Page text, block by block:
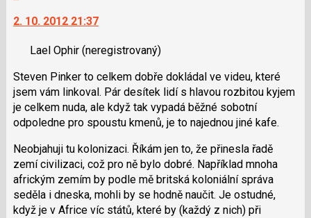
další
názor.
navigaci
lze
použít
i
klávesy
N
pro
následující
a
2. 10. 2012 21:37
Lael Ophir (neregistrovaný)
Steven Pinker to celkem dobře dokládal ve videu, které
jsem vám linkoval. Pár desítek lidí s hlavou rozbitou kyjem
je celkem nuda, ale když tak vypadá běžné sobotní
odpoledne pro spoustu kmenů, je to najednou jiné kafe.
Neobjahuji tu kolonizaci. Říkám jen to, že přinesla řadě
zemí civilizaci, což pro ně bylo dobré. Například mnoha
africkým zemím by podle mě britská koloniální správa
seděla i dneska, mohli by se hodně naučit. Je ostudné,
když je v Africe víc států, které by (každý z nich) při